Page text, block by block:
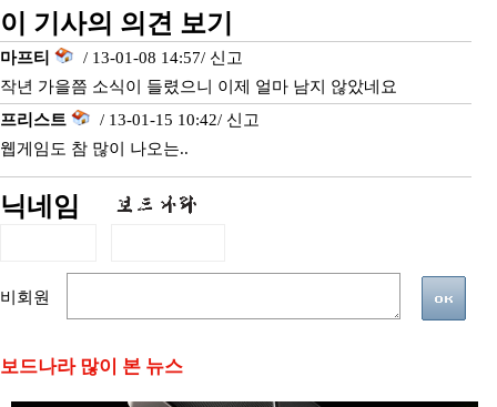
이 기사의 의견 보기
마프티 / 13-01-08 14:57/ 신고
작년 가을쯤 소식이 들렸으니 이제 얼마 남지 않았네요
프리스트
/ 13-01-15 10:42/ 신고
웹게임도 참 많이 나오는..
닉네임
비회원
보드나라 많이 본 뉴스